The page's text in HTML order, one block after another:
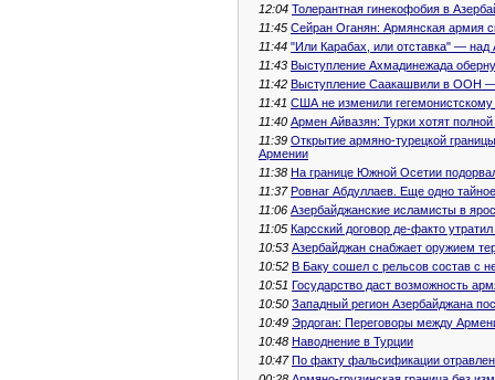
12:04 Толерантная гинекофобия в
11:45 Сейран Оганян: Армянская армия
11:44 "Или Карабах, или отставка" —
11:43 Выступление Ахмадинежада
11:42 Выступление Саакашвили в ООН —
11:41 США не изменили гегемонистскому
11:40 Армен Айвазян: Турки хотят
11:39 Открытие армяно-турецкой
Армении
11:38 На границе Южной Осетии
11:37 Ровнаг Абдуллаев. Еще одно
11:06 Азербайджанские исламисты в
11:05 Карсский договор де-факто
10:53 Азербайджан снабжает оружием
10:52 В Баку сошел с рельсов состав с
10:51 Государство даст возможность
10:50 Западный регион Азербайджана
10:49 Эрдоган: Переговоры между
10:48 Наводнение в Турции
10:47 По факту фальсификации